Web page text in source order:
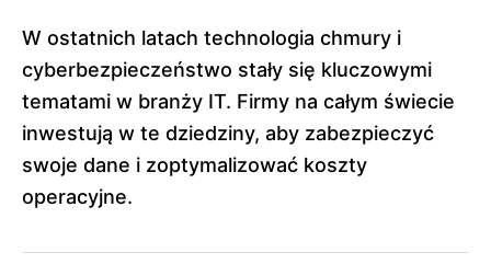
W ostatnich latach technologia chmury i
cyberbezpieczeństwo stały się kluczowymi
tematami w branży IT. Firmy na całym świecie
inwestują w te dziedziny, aby zabezpieczyć
swoje dane i zoptymalizować koszty
operacyjne.